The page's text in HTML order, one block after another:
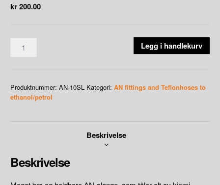
kr200.00
Legg i handlekurv
Produktnummer: AN-10SL Kategori: AN fittings and Teflonhoses to
ethanol/petrol
Beskrivelse
Beskrivelse